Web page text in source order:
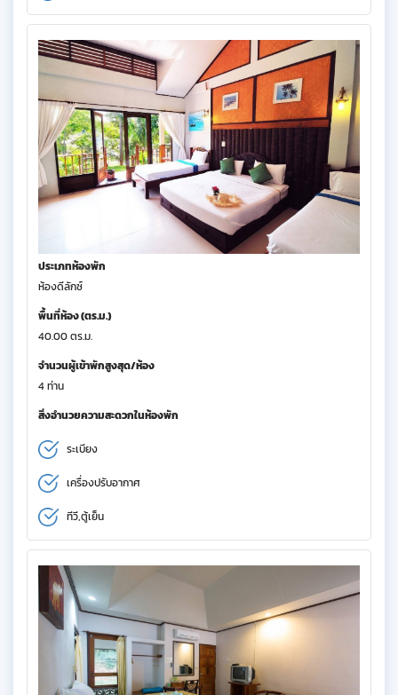
ประเภทห้องพัก
ห้องดีลักซ์
พื้นที่ห้อง (ตร.ม.)
40.00 ตร.ม.
จำนวนผู้เข้าพักสูงสุด/ห้อง
4 ท่าน
สิ่งอำนวยความสะดวกในห้องพัก
ระเบียง
เครื่องปรับอากาศ
ทีวี,ตู้เย็น